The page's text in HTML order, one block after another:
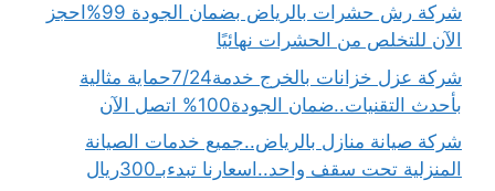
شركة رش حشرات بالرياض بضمان الجودة 99%احجز
الآن للتخلص من الحشرات نهائيًا
شركة عزل خزانات بالخرج خدمة7/24حماية مثالية
بأحدث التقنيات..ضمان الجودة100% اتصل الآن
شركة صيانة منازل بالرياض..جميع خدمات الصيانة
المنزلية تحت سقف واحد..اسعارنا تبدءبـ300ريال